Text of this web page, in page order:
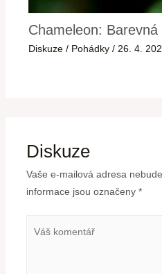
Chameleon:
Diskuze / Pohádky /26. 4.
Diskuze
Vaše e-mailová adresa
informace jsou označeny *